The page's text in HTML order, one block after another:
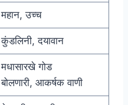
महान, उच्च
कुंडलिनी, दयावान
मधासारखे गोड
बोलणारी, आकर्षक वाणी